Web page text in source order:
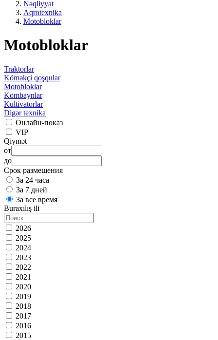
Nəqliyyat
Aqrotexnika
Motobloklar
Motobloklar
Traktorlar
Köməkçi qoşqular
Motobloklar
Kombaynlar
Kultivatorlar
Digər texnika
Онлайн-показ
VIP
Qiymət
от
до
Срок размещения
За 24 часа
За 7 дней
За все время
Buraxılış ili
2026
2025
2024
2023
2022
2021
2020
2019
2018
2017
2016
2015